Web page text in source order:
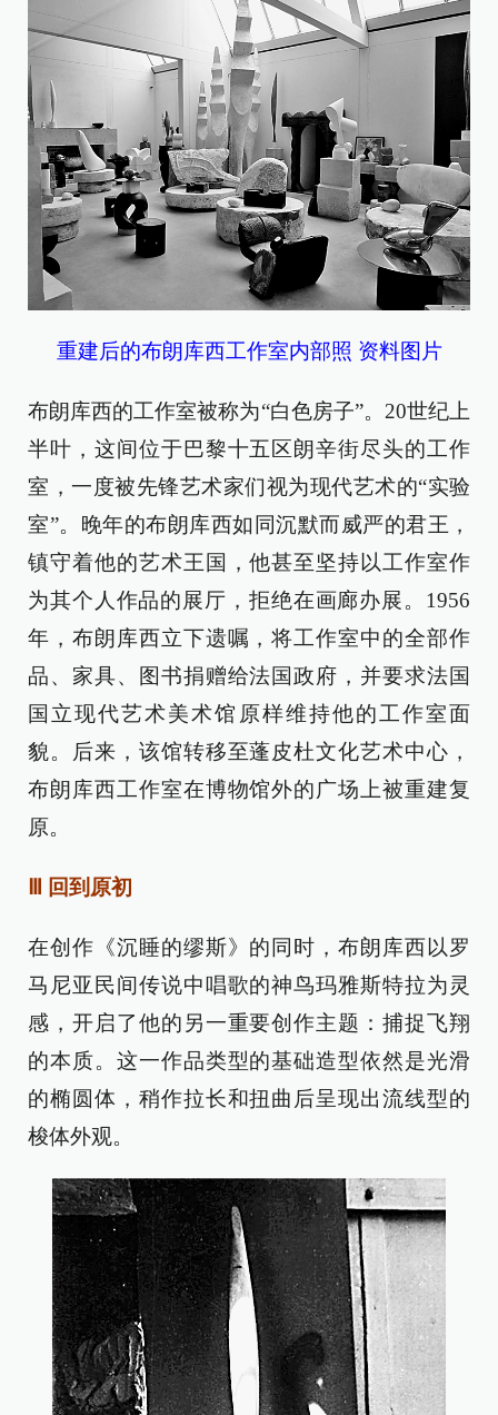
重建后的布朗库西工作室内部照 资料图片
布朗库西的工作室被称为“白色房子”。20世纪上
半叶，这间位于巴黎十五区朗辛街尽头的工作
室，一度被先锋艺术家们视为现代艺术的“实验
室”。晚年的布朗库西如同沉默而威严的君王，
镇守着他的艺术王国，他甚至坚持以工作室作
为其个人作品的展厅，拒绝在画廊办展。1956
年，布朗库西立下遗嘱，将工作室中的全部作
品、家具、图书捐赠给法国政府，并要求法国
国立现代艺术美术馆原样维持他的工作室面
貌。后来，该馆转移至蓬皮杜文化艺术中心，
布朗库西工作室在博物馆外的广场上被重建复
原。
Ⅲ 回到原初
在创作《沉睡的缪斯》的同时，布朗库西以罗
马尼亚民间传说中唱歌的神鸟玛雅斯特拉为灵
感，开启了他的另一重要创作主题：捕捉飞翔
的本质。这一作品类型的基础造型依然是光滑
的椭圆体，稍作拉长和扭曲后呈现出流线型的
梭体外观。